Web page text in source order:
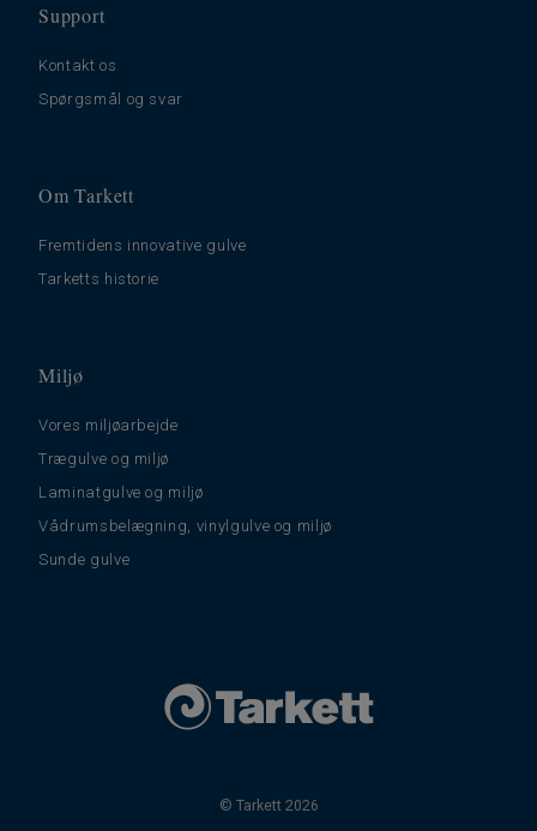
Support
Kontakt os
Spørgsmål og svar
Om Tarkett
Fremtidens innovative gulve
Tarketts historie
Miljø
Vores miljøarbejde
Trægulve og miljø
Laminatgulve og miljø
Vådrumsbelægning, vinylgulve og miljø
Sunde gulve
© Tarkett 2026